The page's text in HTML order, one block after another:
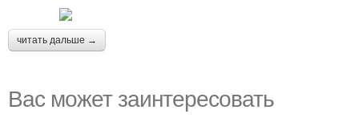
читать дальше →
Вас может заинтересовать